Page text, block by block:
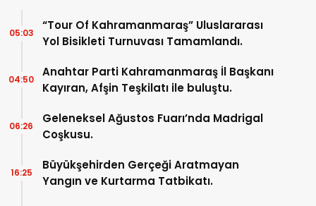
“Tour Of Kahramanmaraş” Uluslararası
Yol Bisikleti Turnuvası Tamamlandı.
05:03
Anahtar Parti Kahramanmaraş İl Başkanı
Kayıran, Afşin Teşkilatı ile buluştu.
04:50
Geleneksel Ağustos Fuarı’nda Madrigal
Coşkusu.
06:26
Büyükşehirden Gerçeği Aratmayan
Yangın ve Kurtarma Tatbikatı.
16:25